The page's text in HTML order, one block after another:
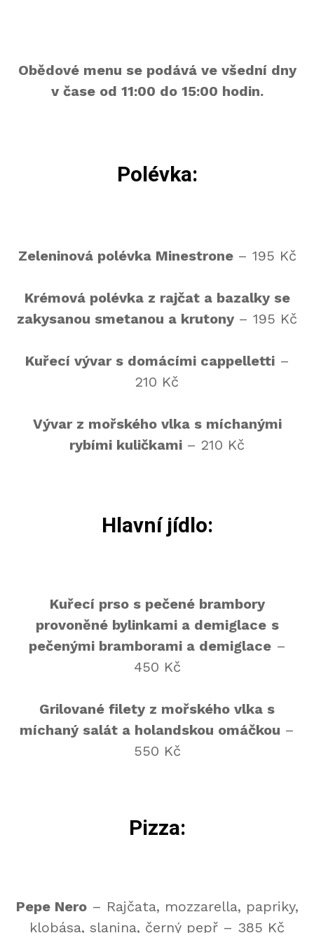
Obědové menu se podává ve všední dny
v čase od 11:00 do 15:00 hodin.
Polévka:
Zeleninová polévka Minestrone – 195 Kč
Krémová polévka z rajčat a bazalky se
zakysanou smetanou a krutony – 195 Kč
Kuřecí vývar s domácími cappelletti–
210 Kč
Vývar z mořského vlka s míchanými
rybími kuličkami – 210 Kč
Hlavní jídlo:
Kuřecí prso s pečené brambory
provoněné bylinkami a demiglace s
pečenými bramborami a demiglace–
450 Kč
Grilované filety z mořského vlka s
míchaný salát a holandskou omáčkou –
550 Kč
Pizza:
Pepe Nero– Rajčata, mozzarella, papriky,
klobása, slanina, černý pepř – 385 Kč